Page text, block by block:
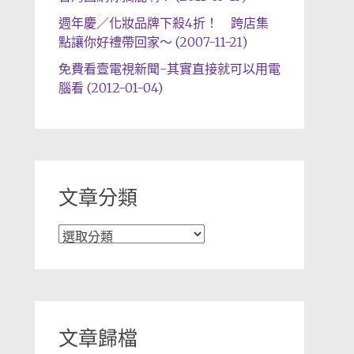
週年慶／化妝品牌下殺4折！ 跨店集
點讓你好禮帶回家～ (2007-11-21)
免費看壹電視新聞-其實直接就可以用電
腦看 (2012-01-04)
文章分類
文
文章歸檔